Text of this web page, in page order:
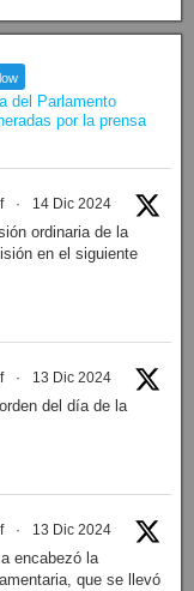
del Parlamento
por la prensa
· 14 Dic 2024
ordinaria de la
en el siguiente
· 13 Dic 2024
del día de la
· 13 Dic 2024
encabezó la
que se llevó